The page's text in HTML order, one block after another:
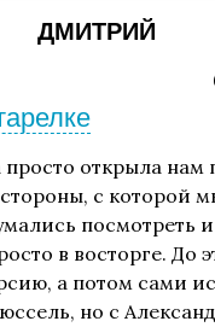
ДМИТРИЙ
открыла нам
с которой
посмотреть
в восторге. До
а потом сами
но с